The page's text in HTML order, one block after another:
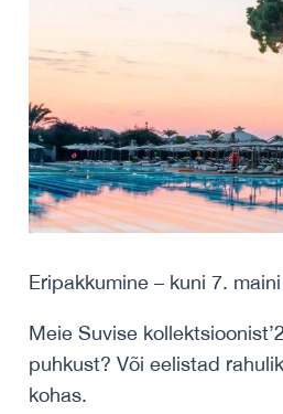
Eripakkumine – kuni 7.
Meie Suvise
puhkust? Või eelistad
kohas.